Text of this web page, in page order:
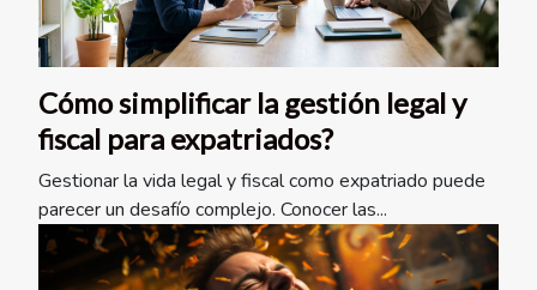
Cómo simplificar la gestión legal y
fiscal para expatriados?
Gestionar la vida legal y fiscal como expatriado puede
parecer un desafío complejo. Conocer las...